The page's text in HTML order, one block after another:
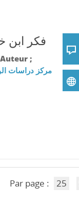
فكر ابن
;
مركز دراسات
Par page : 25